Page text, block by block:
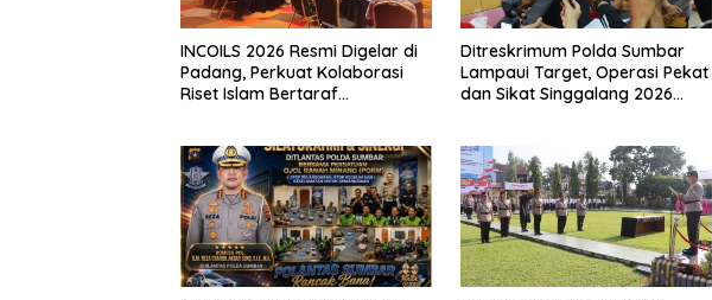
INCOILS 2026 Resmi Digelar di
Padang, Perkuat Kolaborasi
Riset Islam Bertaraf
Ditreskrimum Polda Sumbar
Lampaui Target, Operasi Pekat
dan Sikat Singgalang 2026